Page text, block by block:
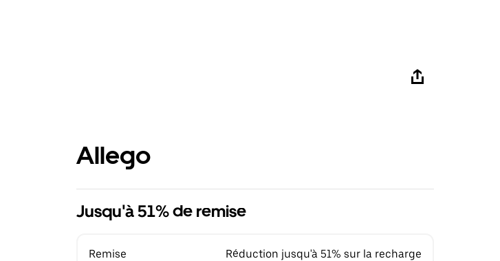
Allego
Jusqu'à 51% de remise
Remise Réduction jusqu'à 51% sur la recharge